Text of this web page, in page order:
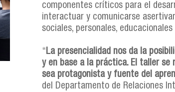
componentes críticos para el
interactuar y comunicarse
sociales, personales,
“La presencialidad nos da la
y en base a la práctica. El taller
sea protagonista y fuente del
del Departamento de Relaciones